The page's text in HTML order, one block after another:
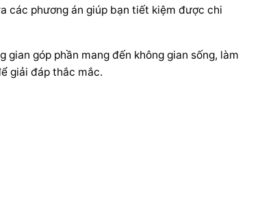
các phương án giúp bạn tiết kiệm được chi
gian góp phần mang đến không gian sống, làm
giải đáp thắc mắc.